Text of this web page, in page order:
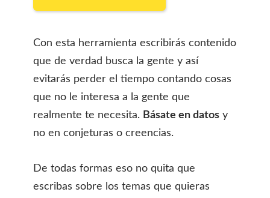
Con esta herramienta escribirás contenido
que de verdad busca la gente y así
evitarás perder el tiempo contando cosas
que no le interesa a la gente que
realmente te necesita. Básate en datos y
no en conjeturas o creencias.
De todas formas eso no quita que
escribas sobre los temas que quieras